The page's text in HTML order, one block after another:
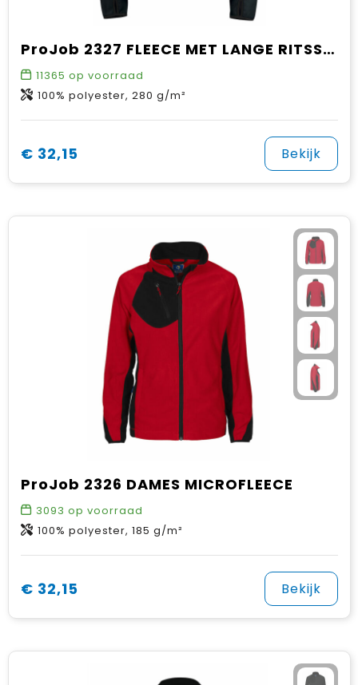
ProJob 2327 FLEECE MET LANGE RITSSLUITING
11365 op voorraad
100% polyester, 280 g/m²
€ 32,15 Bekijk
ProJob 2326 DAMES MICROFLEECE
3093 op voorraad
100% polyester, 185 g/m²
€ 32,15 Bekijk